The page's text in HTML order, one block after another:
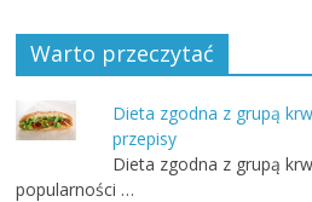
Warto przeczytać
Dieta zgodna z grupą
przepisy
Dieta zgodna z grupą
popularności …